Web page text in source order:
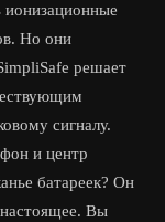
Но они
решает
сигналу.
и центр
батареек? Он
настоящее. Вы